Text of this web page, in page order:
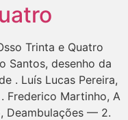
Trinta e Quatro
Santos, desenho da
. Luís Lucas Pereira,
Frederico Martinho, A
Deambulações — 2.